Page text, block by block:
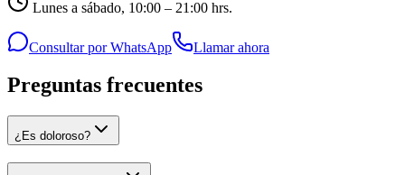
Lunes a sábado, 10:00 – 21:00 hrs.
Consultar por WhatsApp Llamar ahora
Preguntas frecuentes
¿Es doloroso?